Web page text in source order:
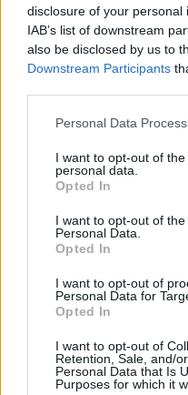
disclosure of your
IAB’s list of downstream
also be disclosed by us to
Downstream Participants
Please note that this
not limited to your visit or
grant or deny consent to
use your data for below
consent section.
Personal Data
I want to opt-out of
personal data.
Opted In
I want to opt-out of
Personal Data.
Opted In
I want to opt-out of
Personal Data for
Opted In
I want to opt-out of
Retention, Sale, and/
Personal Data that Is
Purposes for which it
NECROLOGIE
Mario Malu
Paolo Pinna
Martina